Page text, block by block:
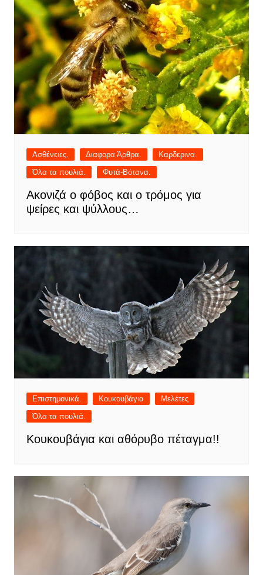
Ασθένειες. Διαφορα Άρθρα.
Καρδερινα.
Όλα τα πουλιά.
Φυτά-Βότανα.
Ακονιζά ο φόβος και ο τρόμος για
ψείρες και ψύλλους…
Επιστημονικά. Κουκουβάγια
Μελέτες
Όλα τα πουλιά.
Κουκουβάγια και αθόρυβο πέταγμα!!